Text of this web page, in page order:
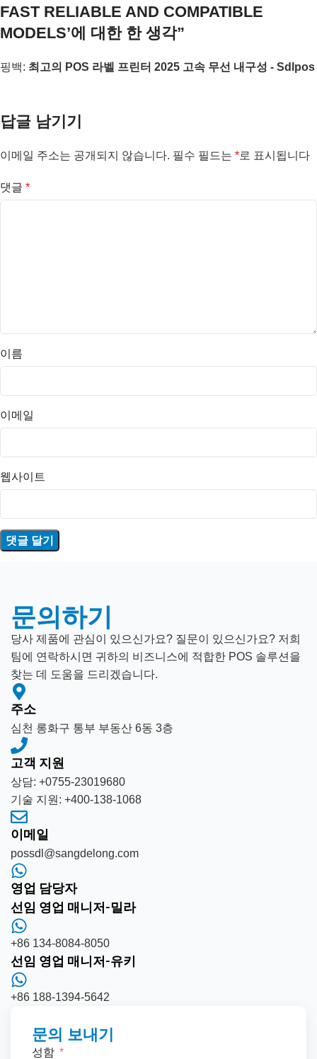
FAST RELIABLE AND COMPATIBLE
MODELS’에 대한 한 생각”
핑백: 최고의 POS 라벨 프린터 2025 고속 무선 내구성 - Sdlpos
답글 남기기
이메일 주소는 공개되지 않습니다. 필수 필드는 *로 표시됩니다
댓글 *
이름
이메일
웹사이트
문의하기
당사 제품에 관심이 있으신가요? 질문이 있으신가요? 저희
팀에 연락하시면 귀하의 비즈니스에 적합한 POS 솔루션을
찾는 데 도움을 드리겠습니다.
주소
심천 롱화구 통부 부동산 6동 3층
고객 지원
상담: +0755-23019680
기술 지원: +400-138-1068
이메일
possdl@sangdelong.com
영업 담당자
선임 영업 매니저-밀라
+86 134-8084-8050
선임 영업 매니저-유키
+86 188-1394-5642
문의 보내기
성함